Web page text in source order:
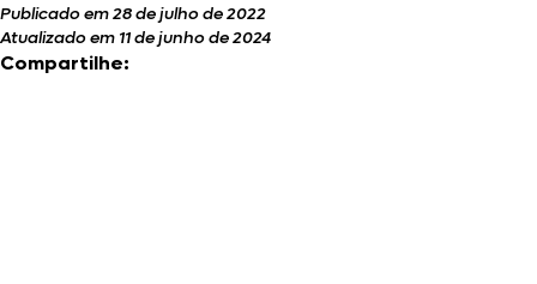
Publicado em 28 de julho de 2022
Atualizado em 11 de junho de 2024
Compartilhe: